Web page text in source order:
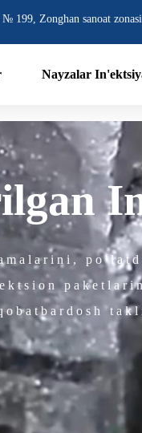
№ 199, Zonghan sanoat
Nayzalar